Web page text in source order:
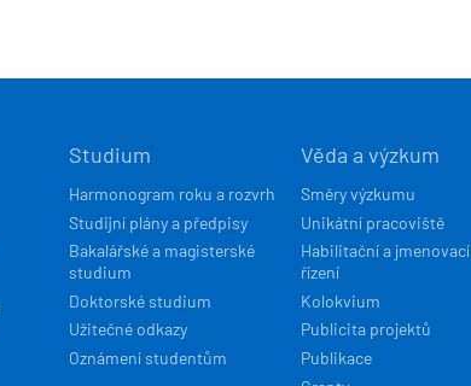
Studium
Harmonogram roku a rozvrh
Studijní plány a předpisy
Bakalářské a magisterské
studium
Doktorské studium
Užitečné odkazy
Oznámení studentům
Věda a výzkum
Směry výzkumu
Unikátní pracoviště
Habilitační a jmenovací
řízení
Kolokvium
Publicita projektů
Publikace